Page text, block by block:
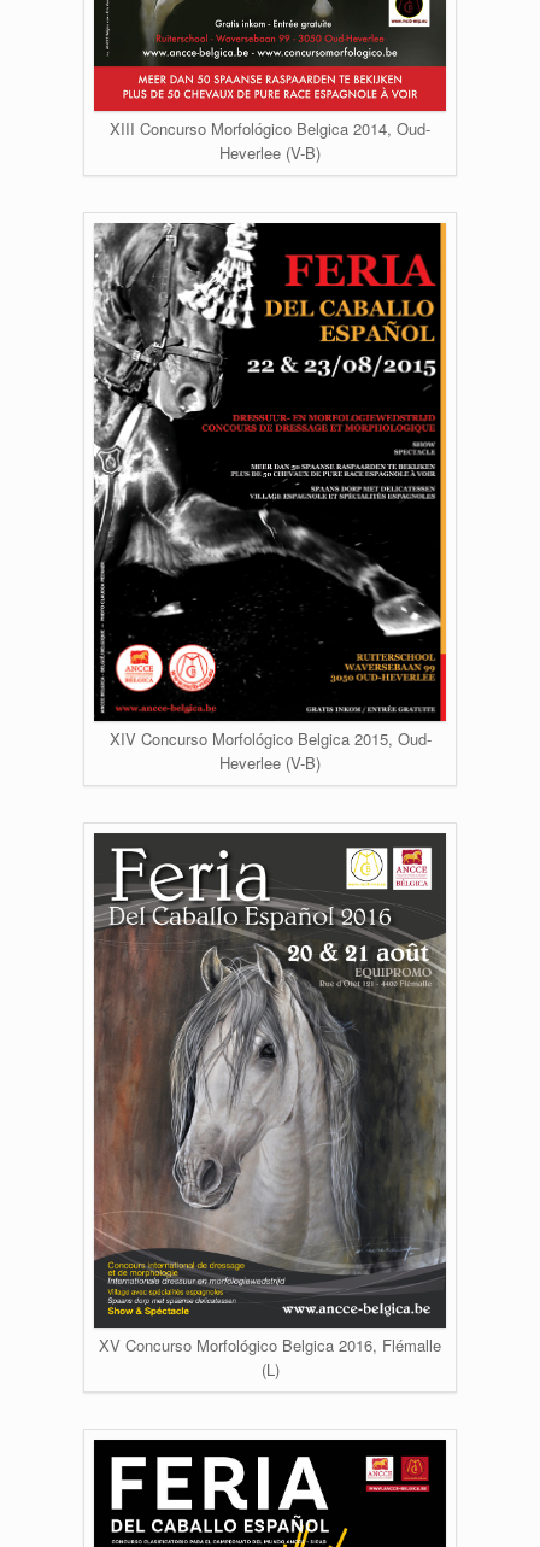
XIII Concurso Morfológico Belgica 2014, Oud-
Heverlee (V-B)
XIV Concurso Morfológico Belgica 2015, Oud-
Heverlee (V-B)
XV Concurso Morfológico Belgica 2016, Flémalle
(L)